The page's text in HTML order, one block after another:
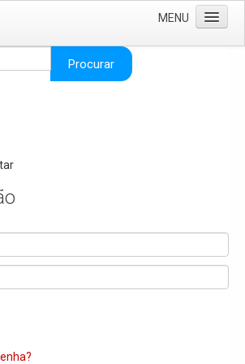
MENU
e Depósitos de Inércia
Procurar